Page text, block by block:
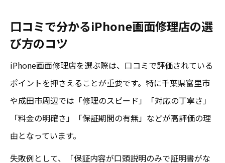
口コミで分かるiPhone画面修理店の選
び方のコツ
iPhone画面修理店を選ぶ際は、口コミで評価されている
ポイントを押さえることが重要です。特に千葉県富里市
や成田市周辺では「修理のスピード」「対応の丁寧さ」
「料金の明確さ」「保証期間の有無」などが高評価の理
由となっています。
失敗例として、「保証内容が口頭説明のみで証明書がな